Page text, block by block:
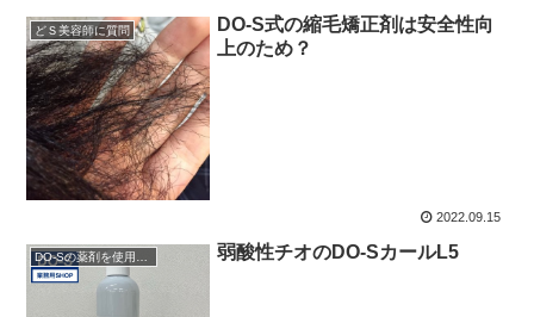
どＳ美容師に質問
DO-S式の縮毛矯正剤は安全性向
上のため？
2022.09.15
DO-Sの薬剤を使用したい 弱酸性チオのDO-SカールL5